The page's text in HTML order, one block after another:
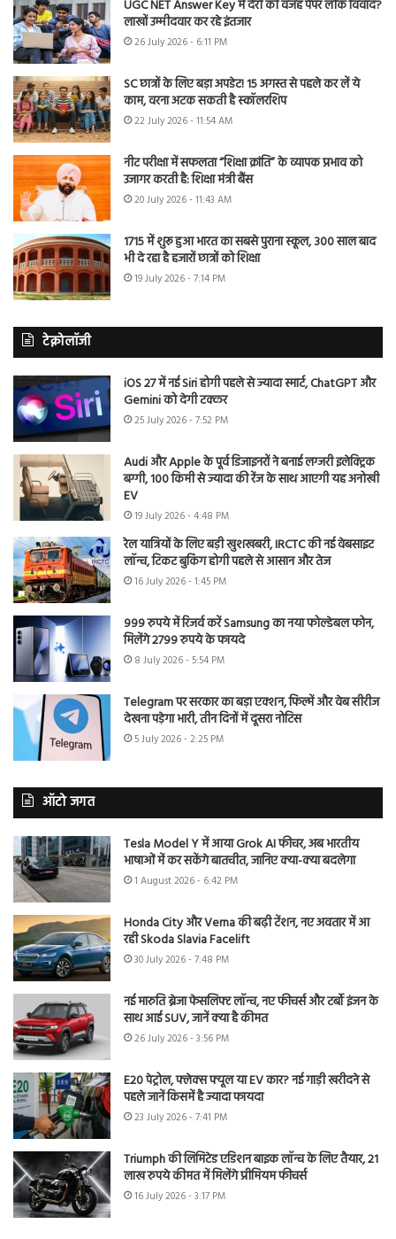
UGC NET Answer Key में देरी की वजह पेपर लीक विवाद?
लाखों उम्मीदवार कर रहे इंतजार
26 July 2026 - 6:11 PM
SC छात्रों के लिए बड़ा अपडेट! 15 अगस्त से पहले कर लें ये
काम, वरना अटक सकती है स्कॉलरशिप
22 July 2026 - 11:54 AM
नीट परीक्षा में सफलता “शिक्षा क्रांति” के व्यापक प्रभाव को
उजागर करती है: शिक्षा मंत्री बैंस
20 July 2026 - 11:43 AM
1715 में शुरू हुआ भारत का सबसे पुराना स्कूल, 300 साल बाद
भी दे रहा है हजारों छात्रों को शिक्षा
19 July 2026 - 7:14 PM
टेक्नोलॉजी
iOS 27 में नई Siri होगी पहले से ज्यादा स्मार्ट, ChatGPT और
Gemini को देगी टक्कर
25 July 2026 - 7:52 PM
Audi और Apple के पूर्व डिजाइनरों ने बनाई लग्जरी इलेक्ट्रिक
बग्गी, 100 किमी से ज्यादा की रेंज के साथ आएगी यह अनोखी
EV
19 July 2026 - 4:48 PM
रेल यात्रियों के लिए बड़ी खुशखबरी, IRCTC की नई वेबसाइट
लॉन्च, टिकट बुकिंग होगी पहले से आसान और तेज
16 July 2026 - 1:45 PM
999 रुपये में रिजर्व करें Samsung का नया फोल्डेबल फोन,
मिलेंगे 2799 रुपये के फायदे
8 July 2026 - 5:54 PM
Telegram पर सरकार का बड़ा एक्शन, फिल्में और वेब सीरीज
देखना पड़ेगा भारी, तीन दिनों में दूसरा नोटिस
5 July 2026 - 2:25 PM
ऑटो जगत
Tesla Model Y में आया Grok AI फीचर, अब भारतीय
भाषाओं में कर सकेंगे बातचीत, जानिए क्या-क्या बदलेगा
1 August 2026 - 6:42 PM
Honda City और Verna की बढ़ी टेंशन, नए अवतार में आ
रही Skoda Slavia Facelift
30 July 2026 - 7:48 PM
नई मारुति ब्रेजा फेसलिफ्ट लॉन्च, नए फीचर्स और टर्बो इंजन के
साथ आई SUV, जानें क्या है कीमत
26 July 2026 - 3:56 PM
E20 पेट्रोल, फ्लेक्स फ्यूल या EV कार? नई गाड़ी खरीदने से
पहले जानें किसमें है ज्यादा फायदा
23 July 2026 - 7:41 PM
Triumph की लिमिटेड एडिशन बाइक लॉन्च के लिए तैयार, 21
लाख रुपये कीमत में मिलेंगे प्रीमियम फीचर्स
16 July 2026 - 3:17 PM